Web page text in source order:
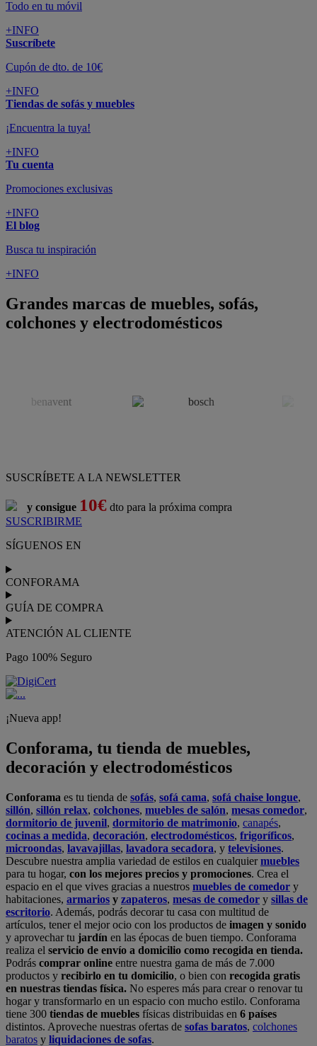
Todo en tu móvil
+INFO
Suscríbete
Cupón de dto. de 10€
+INFO
Tiendas de sofás y muebles
¡Encuentra la tuya!
+INFO
Tu cuenta
Promociones exclusivas
+INFO
El blog
Busca tu inspiración
+INFO
Grandes marcas de muebles, sofás,
colchones y electrodomésticos
SUSCRÍBETE A LA NEWSLETTER
y consigue 10€ dto para la próxima compra
SUSCRIBIRME
SÍGUENOS EN
CONFORAMA
GUÍA DE COMPRA
ATENCIÓN AL CLIENTE
Pago 100% Seguro
¡Nueva app!
Conforama, tu tienda de muebles,
decoración y electrodomésticos
Conforama es tu tienda de sofás, sofá cama, sofá chaise longue,
sillón, sillón relax, colchones, muebles de salón, mesas comedor,
dormitorio de juvenil, dormitorio de matrimonio, canapés,
cocinas a medida, decoración, electrodomésticos, frigoríficos,
microondas, lavavajillas, lavadora secadora, y televisiones.
Descubre nuestra amplia variedad de estilos en cualquiermuebles
para tu hogar, con los mejores precios y promociones. Crea el
espacio en el que vives gracias a nuestros muebles de comedor y
habitaciones, armarios y zapateros, mesas de comedor y sillas de
escritorio. Además, podrás decorar tu casa con multitud de
artículos, tener el mejor ocio con los productos de imagen y sonido
y aprovechar tu jardín en las épocas de buen tiempo. Conforama
realiza el servicio de envío a domicilio como recogida en tienda.
Podrás comprar online entre nuestra gama de más de 7.000
productos y recibirlo en tu domicilio, o bien con recogida gratis
en nuestras tiendas física. No esperes más para crear o renovar tu
hogar y transformarlo en un espacio con mucho estilo. Conforama
tiene 300 tiendas de muebles físicas distribuidas en 6 países
distintos. Aproveche nuestras ofertas de sofas baratos, colchones
baratos y liquidaciones de sofas.